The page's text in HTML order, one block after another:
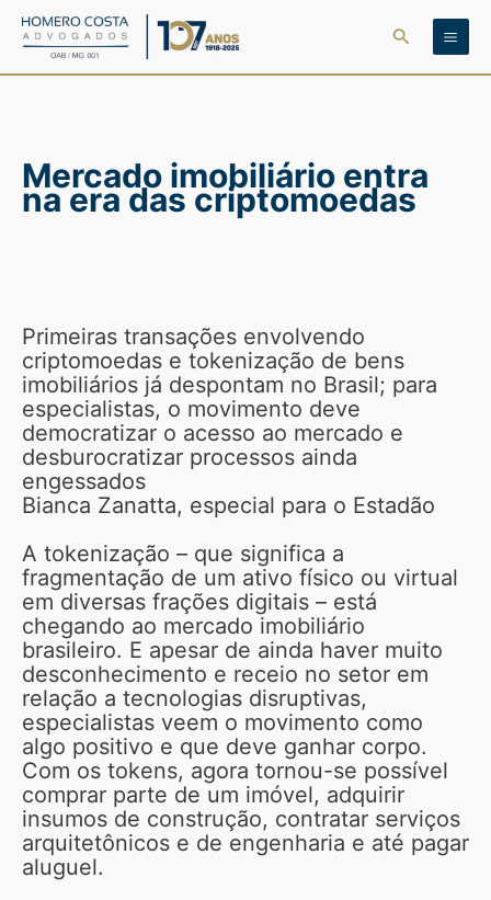
para
Pesquisar
Mercado imobiliário entra
na era das criptomoedas
Primeiras transações envolvendo
criptomoedas e tokenização de bens
imobiliários já despontam no Brasil; para
especialistas, o movimento deve
democratizar o acesso ao mercado e
desburocratizar processos ainda
engessados
Bianca Zanatta, especial para o Estadão
A tokenização – que significa a
fragmentação de um ativo físico ou virtual
em diversas frações digitais – está
chegando ao mercado imobiliário
brasileiro. E apesar de ainda haver muito
desconhecimento e receio no setor em
relação a tecnologias disruptivas,
especialistas veem o movimento como
algo positivo e que deve ganhar corpo.
Com os tokens, agora tornou-se possível
comprar parte de um imóvel, adquirir
insumos de construção, contratar serviços
arquitetônicos e de engenharia e até pagar
aluguel.